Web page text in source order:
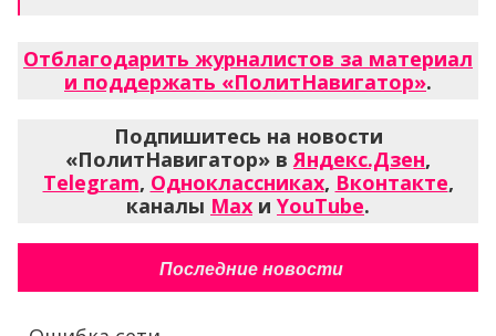
Отблагодарить журналистов за материал
и поддержать «ПолитНавигатор».
Подпишитесь на новости
«ПолитНавигатор» вЯндекс.Дзен,
Telegram, Одноклассниках, Вконтакте,
каналы Max и YouTube.
Последние новости